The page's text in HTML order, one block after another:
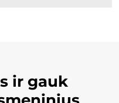
ir gauk